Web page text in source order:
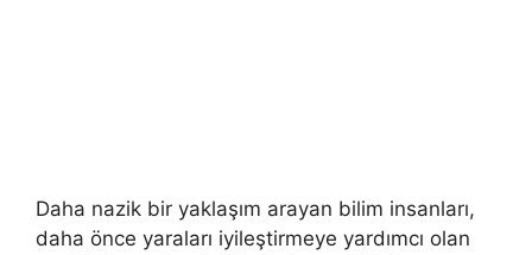
Daha nazik bir yaklaşım arayan bilim insanları,
daha önce yaraları iyileştirmeye yardımcı olan